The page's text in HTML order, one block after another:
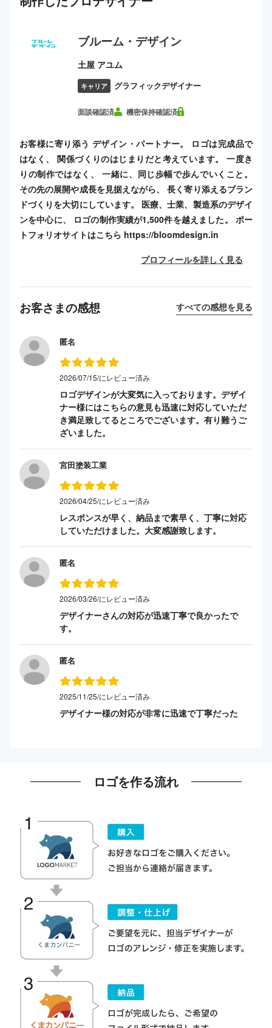
ブルーム・デザイン
土屋 アユム
キャリア グラフィックデザイナー
面談確認済 機密保持確認済
お客様に寄り添う デザイン・パートナー。 ロゴは完成品で
はなく、 関係づくりのはじまりだと考えています。 一度き
りの制作ではなく、 一緒に、同じ歩幅で歩んでいくこと。
その先の展開や成長を見据えながら、 長く寄り添えるブラン
ドづくりを大切にしています。 医療、士業、製造系のデザイ
ンを中心に、 ロゴの制作実績が1,500件を越えました。 ポー
トフォリオサイトはこちら https://bloomdesign.in
プロフィールを詳しく見る
お客さまの感想 すべての感想を見る
匿名
2026/07/15/にレビュー済み
ロゴデザインが大変気に入っております。デザイ
ナー様にはこちらの意見も迅速に対応していただ
き満足致してるところでございます。有り難うご
ざいました。
宮田塗装工業
2026/04/25/にレビュー済み
レスポンスが早く、納品まで素早く、丁寧に対応
していただけました。大変感謝致します。
匿名
2026/03/26/にレビュー済み
デザイナーさんの対応が迅速丁寧で良かったで
す。
匿名
2025/11/25/にレビュー済み
デザイナー様の対応が非常に迅速で丁寧だった
ロゴを作る流れ